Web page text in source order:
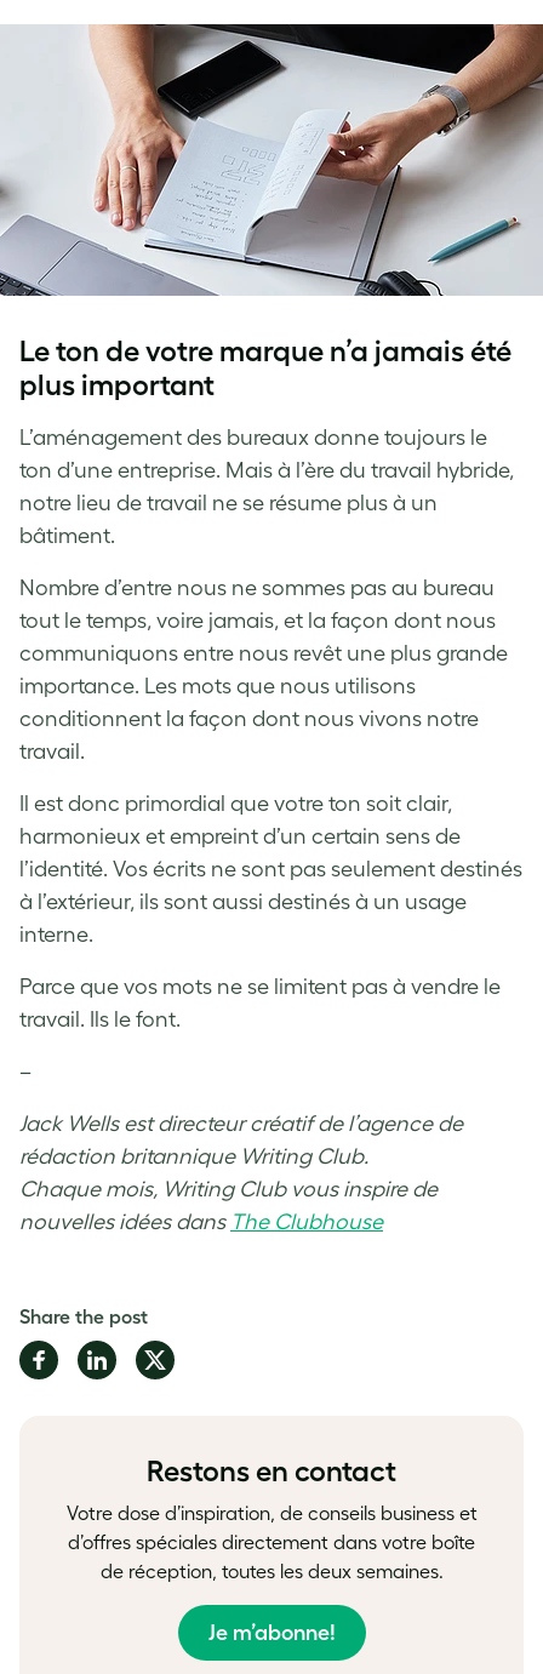
Le ton de votre marque n’a jamais été
plus important
L’aménagement des bureaux donne toujours le
ton d’une entreprise. Mais à l’ère du travail hybride,
notre lieu de travail ne se résume plus à un
bâtiment.
Nombre d’entre nous ne sommes pas au bureau
tout le temps, voire jamais, et la façon dont nous
communiquons entre nous revêt une plus grande
importance. Les mots que nous utilisons
conditionnent la façon dont nous vivons notre
travail.
Il est donc primordial que votre ton soit clair,
harmonieux et empreint d’un certain sens de
l’identité. Vos écrits ne sont pas seulement destinés
à l’extérieur, ils sont aussi destinés à un usage
interne.
Parce que vos mots ne se limitent pas à vendre le
travail. Ils le font.
–
Jack Wells est directeur créatif de l’agence de
rédaction britannique Writing Club.
Chaque mois, Writing Club vous inspire de
nouvelles idées dans The Clubhouse
Share the post
Share
on
Share
on
Share
on
Restons en contact
Votre dose d’inspiration, de conseils business et
d’offres spéciales directement dans votre boîte
de réception, toutes les deux semaines.
Je m’abonne!